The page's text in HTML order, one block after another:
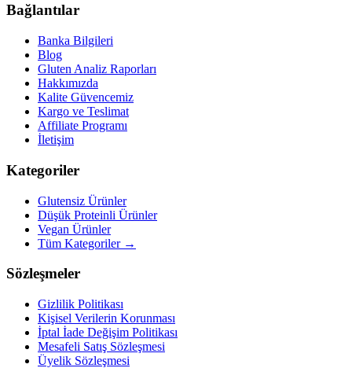
Bağlantılar
Banka Bilgileri
Blog
Gluten Analiz Raporları
Hakkımızda
Kalite Güvencemiz
Kargo ve Teslimat
Affiliate Programı
İletişim
Kategoriler
Glutensiz Ürünler
Düşük Proteinli Ürünler
Vegan Ürünler
Tüm Kategoriler →
Sözleşmeler
Gizlilik Politikası
Kişisel Verilerin Korunması
İptal İade Değişim Politikası
Mesafeli Satış Sözleşmesi
Üyelik Sözleşmesi